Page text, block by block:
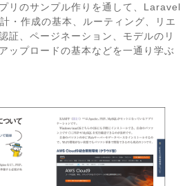
リのサンプル作りを通して、Laravel
・作成の基本、ルーティング、リエ
証、ページネーション、モデルのリ
ップロードの基本などを一通り学ぶ